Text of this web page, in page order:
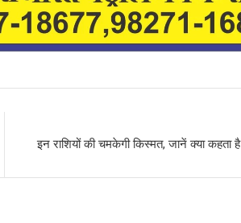
इन राशियों की चमकेगी किस्मत, जानें क्या कहता